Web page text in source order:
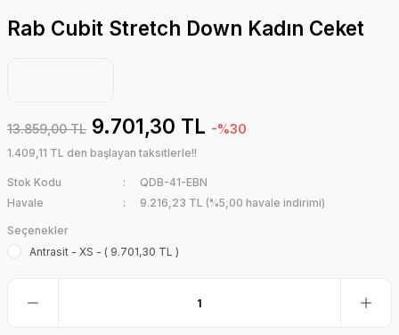
Rab Cubit Stretch Down Kadın Ceket
13.859,00 TL 9.701,30 TL -%30
1.409,11 TL den başlayan taksitlerle!!
Stok Kodu
QDB-41-EBN
Havale
9.216,23 TL (%5,00 havale indirimi)
Seçenekler
Antrasit - XS - ( 9.701,30 TL )